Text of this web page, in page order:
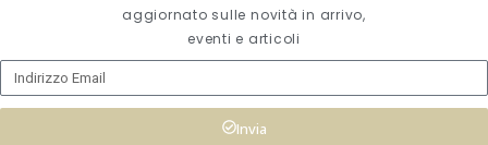
aggiornato sulle novità in arrivo,
eventi e articoli
Invia